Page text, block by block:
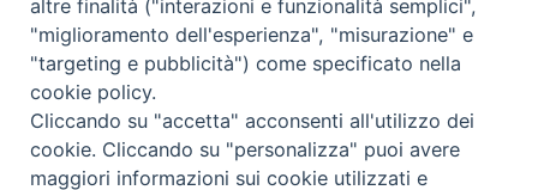
SEDE:
Piazza Paolo III 10 - 00044 Frascati
Tel. 069420467
Email:
altre finalità ("interazioni e funzionalità semplici",
"miglioramento dell'esperienza", "misurazione" e
"targeting e pubblicità") come specificato nella
cookie policy.
Cliccando su "accetta" acconsenti all'utilizzo dei
cookie. Cliccando su "personalizza" puoi avere
maggiori informazioni sui cookie utilizzati e